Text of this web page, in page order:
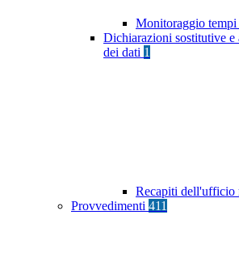
Monitoraggio tempi
Dichiarazioni sostitutive
dei dati 1
Recapiti dell'ufficio
Provvedimenti 411